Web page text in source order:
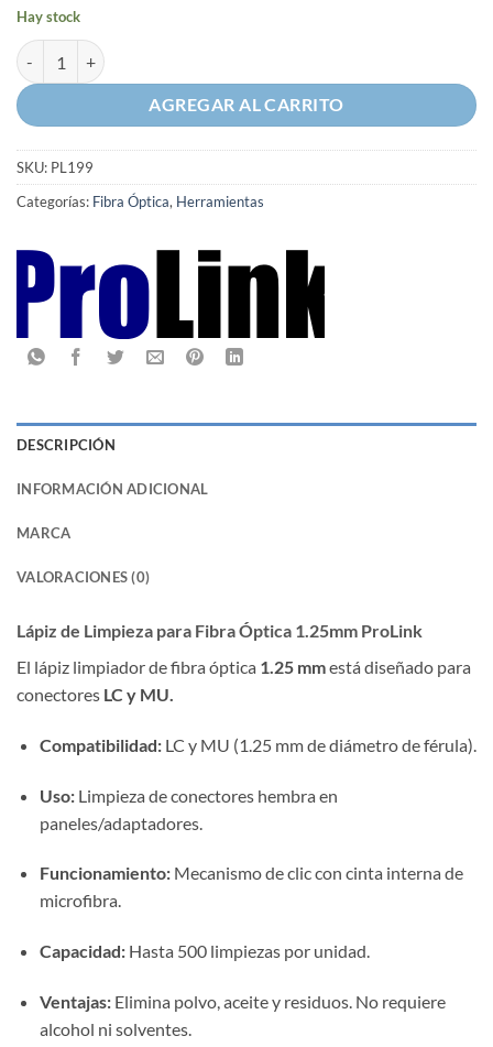
Hay stock
Lápiz de Limpieza para Fibra Óptica 1.25mm ProLink cantidad
AGREGAR AL CARRITO
SKU: PL199
Categorías: Fibra Óptica, Herramientas
DESCRIPCIÓN
INFORMACIÓN ADICIONAL
MARCA
VALORACIONES (0)
Lápiz de Limpieza para Fibra Óptica 1.25mm ProLink
El lápiz limpiador de fibra óptica 1.25 mmestá diseñado para
conectores LC y MU.
Compatibilidad:LC y MU (1.25 mm de diámetro de férula).
Uso:Limpieza de conectores hembra en
paneles/adaptadores.
Funcionamiento:Mecanismo de clic con cinta interna de
microfibra.
Capacidad:Hasta 500 limpiezas por unidad.
Ventajas:Elimina polvo, aceite y residuos. No requiere
alcohol ni solventes.